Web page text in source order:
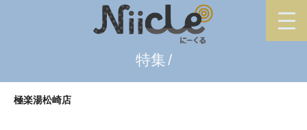
特集
極楽湯松崎店